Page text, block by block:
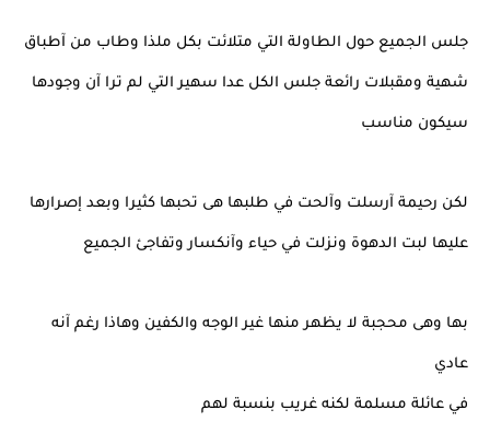
جلس الجميع حول الطاولة التي متلائت بكل ملذا وطاب من آطباق
شهية ومقبلات رائعة جلس الكل عدا سهير التي لم ترا آن وجودها
سيكون مناسب
لكن رحيمة آرسلت وآلحت في طلبها هى تحبها كثيرا وبعد إصرارها
عليها لبت الدهوة ونزلت في حياء وآنكسار وتفاجئ الجميع
بها وهى محجبة لا يظهر منها غير الوجه والكفين وهاذا رغم آنه
عادي
في عائلة مسلمة لكنه غريب بنسبة لهم